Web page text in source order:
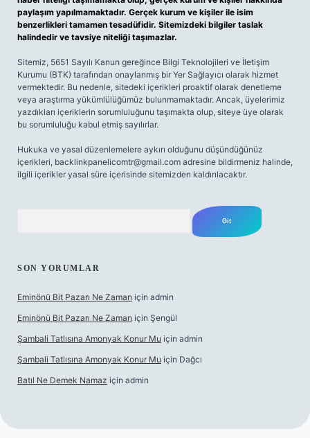
paylaşım yapılmamaktadır. Gerçek kurum ve kişiler ile isim
benzerlikleri tamamen tesadüfidir. Sitemizdeki bilgiler taslak
halindedir ve tavsiye niteliği taşımazlar.
Sitemiz, 5651 Sayılı Kanun gereğince Bilgi Teknolojileri ve İletişim
Kurumu (BTK) tarafından onaylanmış bir Yer Sağlayıcı olarak hizmet
vermektedir. Bu nedenle, sitedeki içerikleri proaktif olarak denetleme
veya araştırma yükümlülüğümüz bulunmamaktadır. Ancak, üyelerimiz
yazdıkları içeriklerin sorumluluğunu taşımakta olup, siteye üye olarak
bu sorumluluğu kabul etmiş sayılırlar.
Hukuka ve yasal düzenlemelere aykırı olduğunu düşündüğünüz
içerikleri, backlinkpanelicomtr@gmail.com adresine bildirmeniz halinde,
ilgili içerikler yasal süre içerisinde sitemizden kaldırılacaktır.
SON YORUMLAR
Eminönü Bit Pazarı Ne Zaman için admin
Eminönü Bit Pazarı Ne Zaman için Şengül
Şambali Tatlısına Amonyak Konur Mu için admin
Şambali Tatlısına Amonyak Konur Mu için Dağcı
Batıl Ne Demek Namaz için admin